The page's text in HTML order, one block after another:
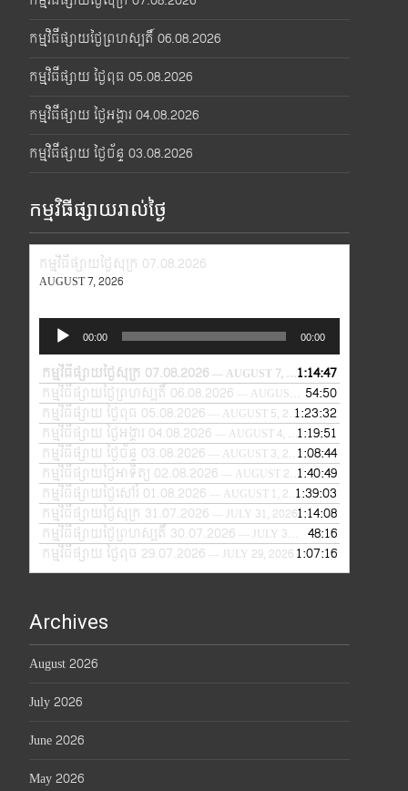
កម្មវិធីផ្សាយថ្ងៃព្រហស្បតិ៍ 06.08.2026
កម្មវិធីផ្សាយ ថ្ងៃពុធ 05.08.2026
កម្មវិធីផ្សាយ ថ្ងៃអង្គារ 04.08.2026
កម្មវិធីផ្សាយ ថ្ងៃច័ន្ទ 03.08.2026
កម្មវិធីផ្សាយរាល់ថ្ងៃ
កម្មវិធីផ្សាយថ្ងៃសុក្រ 07.08.2026
AUGUST 7, 2026
Audio
Player
00:00 00:00
កម្មវិធីផ្សាយថ្ងៃសុក្រ 07.08.2026— AUGUST 7, 2026
1:14:47
កម្មវិធីផ្សាយថ្ងៃព្រហស្បតិ៍ 06.08.2026
— AUGUST 6, 2026
54:50
កម្មវិធីផ្សាយ ថ្ងៃពុធ 05.08.2026
— AUGUST 5, 2026 1:23:32
កម្មវិធីផ្សាយ ថ្ងៃអង្គារ 04.08.2026
— AUGUST 4, 2026
1:19:51
កម្មវិធីផ្សាយ ថ្ងៃច័ន្ទ 03.08.2026
— AUGUST 3, 2026 1:08:44
កម្មវិធីផ្សាយថ្ងៃអាទិត្យ 02.08.2026
— AUGUST 2, 2026 1:40:49
កម្មវិធីផ្សាយថ្ងៃសៅរ៍ 01.08.2026
— AUGUST 1, 2026 1:39:03
កម្មវិធីផ្សាយថ្ងៃសុក្រ 31.07.2026
— JULY 31, 20261:14:08
កម្មវិធីផ្សាយថ្ងៃព្រហស្បតិ៍ 30.07.2026
— JULY 30, 2026
48:16
កម្មវិធីផ្សាយ ថ្ងៃពុធ 29.07.2026
— JULY 29, 20261:07:16
Archives
August 2026
July 2026
June 2026
May 2026